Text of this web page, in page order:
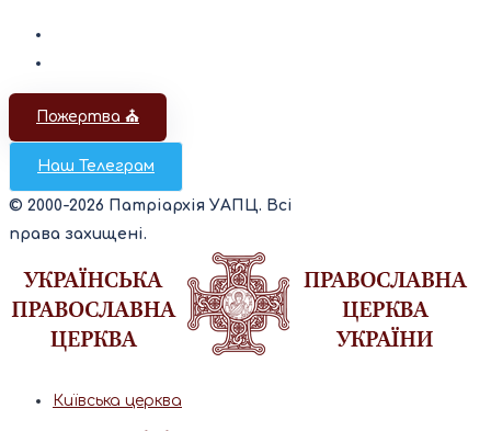
Пожертва ⛪️
Наш Телеграм
© 2000-2026 Патріархія УАПЦ. Всі
права захищені.
Київська церква